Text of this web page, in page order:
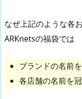
なぜ上記のような各
ARKnetsの福袋では
ブランドの名前
各店舗の名前を